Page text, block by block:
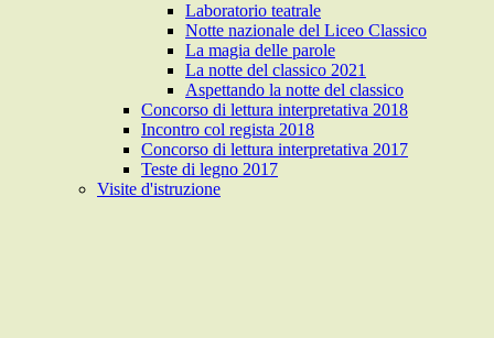
Laboratorio teatrale
Notte nazionale del Liceo Classico
La magia delle parole
La notte del classico 2021
Aspettando la notte del classico
Concorso di lettura interpretativa 2018
Incontro col regista 2018
Concorso di lettura interpretativa 2017
Teste di legno 2017
Visite d'istruzione